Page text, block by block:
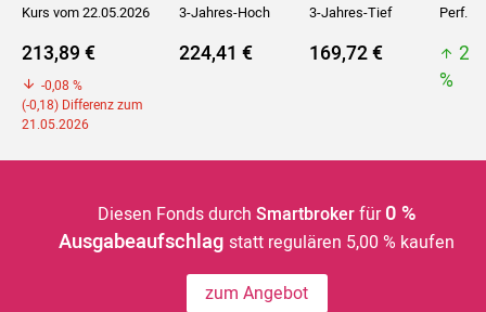
Kurs vom 22.05.2026 3-Jahres-Hoch 3-Jahres-Tief Perf. 5J
213,89 €
-0,08 %
(-0,18) Differenz zum
21.05.2026
224,41 € 169,72 €
%
Diesen Fonds durch Smartbrokerfür 0 %
Ausgabeaufschlagstatt regulären 5,00 % kaufen
zum Angebot